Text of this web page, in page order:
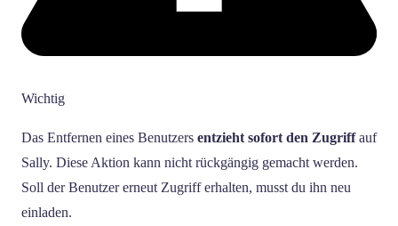
Wichtig
Das Entfernen eines Benutzers entzieht sofort den Zugriffauf
Sally. Diese Aktion kann nicht rückgängig gemacht werden.
Soll der Benutzer erneut Zugriff erhalten, musst du ihn neu
einladen.